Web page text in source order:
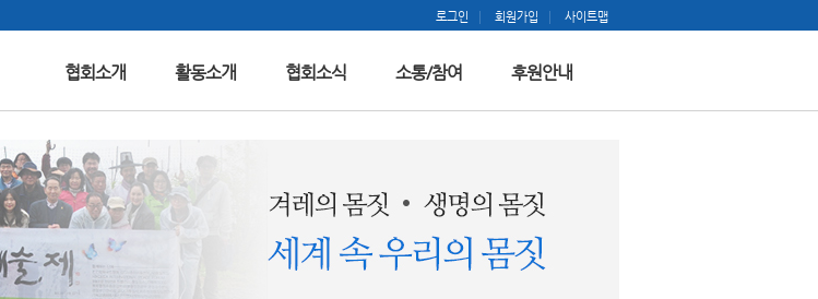
협회소개 활동소개 협회소식 소통/참여 후원안내
로그인 회원가입 사이트맵